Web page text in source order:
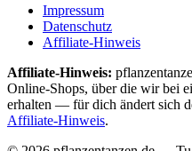
Impressum
Datenschutz
Affiliate-Hinweis
Affiliate-Hinweis:
Online-Shops, über die wir bei
erhalten — für dich ändert sich
Affiliate-Hinweis.